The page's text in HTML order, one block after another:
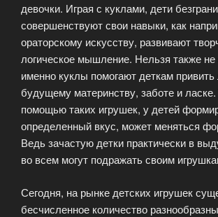
девочки. Играя с куклами, дети
совершенствуют свои навыки, как
ораторскому искусству, развивают
логическое мышление. Нельзя также не
именно куклы помогают деткам
будущему материнству, заботе и
помощью таких игрушек, у детей
определенный вкус, может меняться
Ведь зачастую детки практически в
во всем могут подражать своим
Сегодня, на рынке детских игрушек
бесчисленное количество